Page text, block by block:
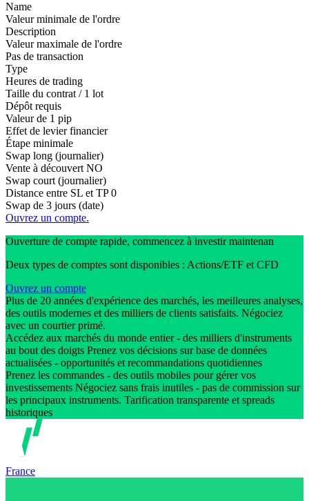
Name
Valeur minimale de l'ordre
Description
Valeur maximale de l'ordre
Pas de transaction
Type
Heures de trading
Taille du contrat / 1 lot
Dépôt requis
Valeur de 1 pip
Effet de levier financier
Étape minimale
Swap long (journalier)
Vente à découvert NO
Swap court (journalier)
Distance entre SL et TP 0
Swap de 3 jours (date)
Ouvrez un compte.
Ouverture de compte rapide, commencez à investir maintenan
Deux types de comptes sont disponibles : Actions/ETF et CFD
Ouvrez un compte
Plus de 20 années d'expérience des marchés, les meilleures analyses,
des outils modernes et des milliers de clients satisfaits. Négociez
avec un courtier primé.
Accédez aux marchés du monde entier - des milliers d'instruments
au bout des doigts Prenez vos décisions sur base de données
actualisées - opportunités et recommandations quotidiennes
Prenez les commandes - des outils mobiles pour gérer vos
investissements Négociez sans frais inutiles - pas de commission sur
les principaux instruments. Tarification transparente et spreads
historiques
France